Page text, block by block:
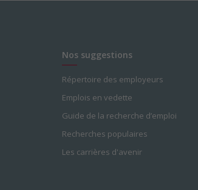
Nos suggestions
Répertoire des employeurs
Emplois en vedette
Guide de la recherche d’emploi
Recherches populaires
Les carrières d'avenir